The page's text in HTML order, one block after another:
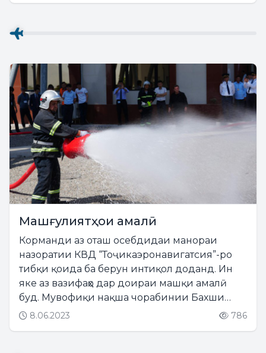
Бегиҷонро...
Машғулиятҳои амалӣ
Корманди аз оташ осебдидаи манораи
назоратии КВД “Тоҷикаэронавигатсия”-ро
тибқи қоида ба берун интиқол доданд. Ин
яке аз вазифаҳо дар доираи машқи амалӣ
буд. Мувофиқи нақша чорабинии Бахши
ҳифзи меҳнат ва техникаи бехатарӣ, мудофиаи
8.06.2023 786